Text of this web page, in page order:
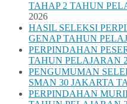
TAHAP 2 TAHUN
2026
HASIL SELEKSI
GENAP TAHUN
PERPINDAHAN
TAHUN PELAJARAN
PENGUMUMAN
SMAN 30 JAKARTA
PERPINDAHAN